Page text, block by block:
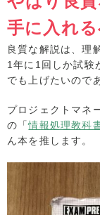
手に入れる
良質な解説は、理
1年に1回しか試験
でも上げたいので
プロジェクトマネ
の「情報処理教科
ん本を推します。